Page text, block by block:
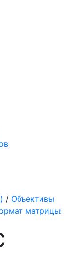
/ Объективы
матрицы: